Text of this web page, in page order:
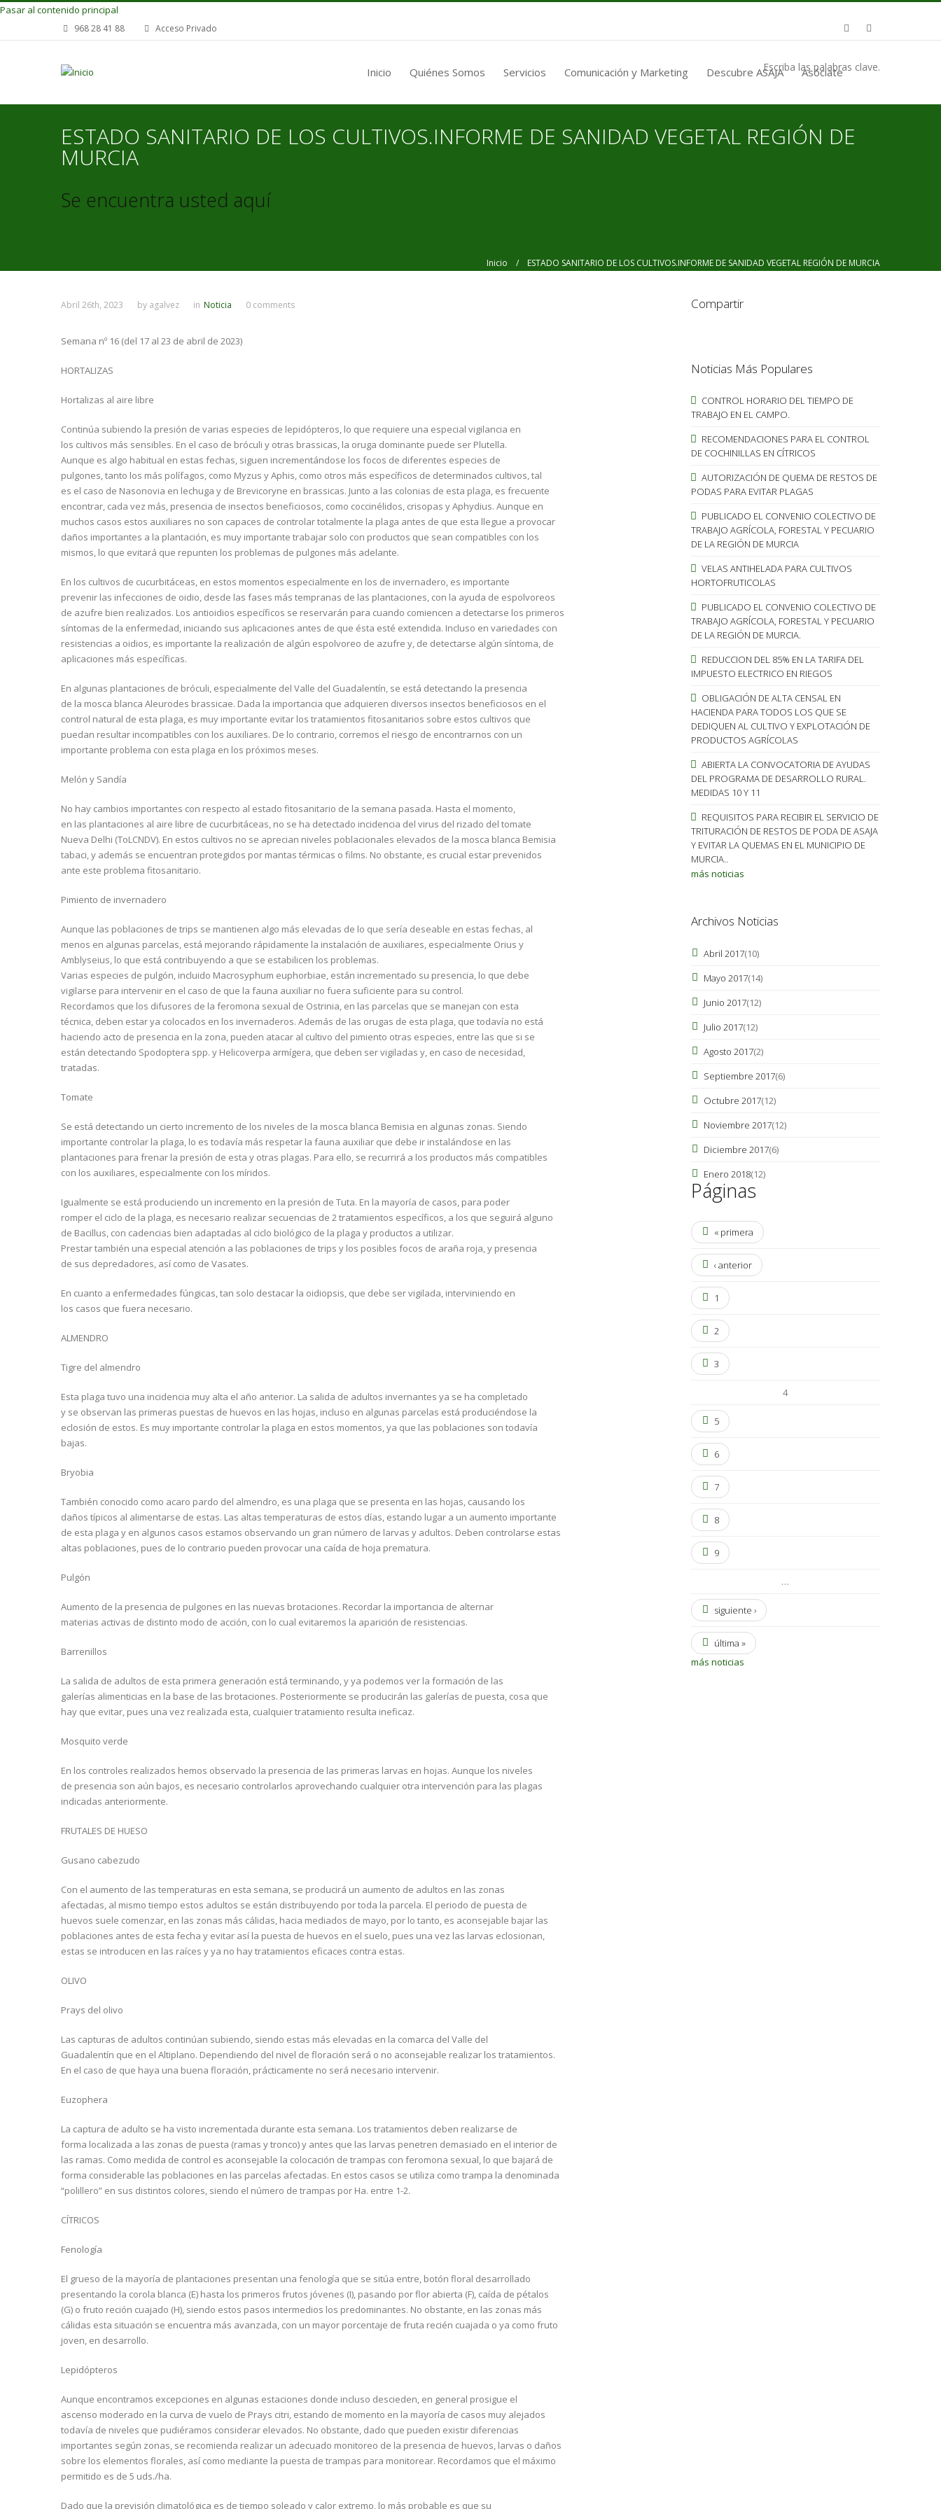
Pasar al contenido principal
968 28 41 88 Acceso Privado
Inicio Quiénes Somos Servicios Comunicación y Marketing Descubre ASAJA Asóciate
Escriba las palabras clave.
ESTADO SANITARIO DE LOS CULTIVOS.INFORME DE SANIDAD VEGETAL REGIÓN DE
MURCIA
Se encuentra usted aquí
Inicio / ESTADO SANITARIO DE LOS CULTIVOS.INFORME DE SANIDAD VEGETAL REGIÓN DE MURCIA
Abril 26th, 2023 by agalvez in Noticia 0 comments
Semana nº 16 (del 17 al 23 de abril de 2023)
HORTALIZAS
Hortalizas al aire libre
Continúa subiendo la presión de varias especies de lepidópteros, lo que requiere una especial vigilancia en
los cultivos más sensibles. En el caso de bróculi y otras brassicas, la oruga dominante puede ser Plutella.
Aunque es algo habitual en estas fechas, siguen incrementándose los focos de diferentes especies de
pulgones, tanto los más polífagos, como Myzus y Aphis, como otros más específicos de determinados cultivos, tal
es el caso de Nasonovia en lechuga y de Brevicoryne en brassicas. Junto a las colonias de esta plaga, es frecuente
encontrar, cada vez más, presencia de insectos beneficiosos, como coccinélidos, crisopas y Aphydius. Aunque en
muchos casos estos auxiliares no son capaces de controlar totalmente la plaga antes de que esta llegue a provocar
daños importantes a la plantación, es muy importante trabajar solo con productos que sean compatibles con los
mismos, lo que evitará que repunten los problemas de pulgones más adelante.
En los cultivos de cucurbitáceas, en estos momentos especialmente en los de invernadero, es importante
prevenir las infecciones de oidio, desde las fases más tempranas de las plantaciones, con la ayuda de espolvoreos
de azufre bien realizados. Los antioidios específicos se reservarán para cuando comiencen a detectarse los primeros
síntomas de la enfermedad, iniciando sus aplicaciones antes de que ésta esté extendida. Incluso en variedades con
resistencias a oidios, es importante la realización de algún espolvoreo de azufre y, de detectarse algún síntoma, de
aplicaciones más específicas.
En algunas plantaciones de bróculi, especialmente del Valle del Guadalentín, se está detectando la presencia
de la mosca blanca Aleurodes brassicae. Dada la importancia que adquieren diversos insectos beneficiosos en el
control natural de esta plaga, es muy importante evitar los tratamientos fitosanitarios sobre estos cultivos que
puedan resultar incompatibles con los auxiliares. De lo contrario, corremos el riesgo de encontrarnos con un
importante problema con esta plaga en los próximos meses.
Melón y Sandía
No hay cambios importantes con respecto al estado fitosanitario de la semana pasada. Hasta el momento,
en las plantaciones al aire libre de cucurbitáceas, no se ha detectado incidencia del virus del rizado del tomate
Nueva Delhi (ToLCNDV). En estos cultivos no se aprecian niveles poblacionales elevados de la mosca blanca Bemisia
tabaci, y además se encuentran protegidos por mantas térmicas o films. No obstante, es crucial estar prevenidos
ante este problema fitosanitario.
Pimiento de invernadero
Aunque las poblaciones de trips se mantienen algo más elevadas de lo que sería deseable en estas fechas, al
menos en algunas parcelas, está mejorando rápidamente la instalación de auxiliares, especialmente Orius y
Amblyseius, lo que está contribuyendo a que se estabilicen los problemas.
Varias especies de pulgón, incluido Macrosyphum euphorbiae, están incrementado su presencia, lo que debe
vigilarse para intervenir en el caso de que la fauna auxiliar no fuera suficiente para su control.
Recordamos que los difusores de la feromona sexual de Ostrinia, en las parcelas que se manejan con esta
técnica, deben estar ya colocados en los invernaderos. Además de las orugas de esta plaga, que todavía no está
haciendo acto de presencia en la zona, pueden atacar al cultivo del pimiento otras especies, entre las que si se
están detectando Spodoptera spp. y Helicoverpa armígera, que deben ser vigiladas y, en caso de necesidad,
tratadas.
Tomate
Se está detectando un cierto incremento de los niveles de la mosca blanca Bemisia en algunas zonas. Siendo
importante controlar la plaga, lo es todavía más respetar la fauna auxiliar que debe ir instalándose en las
plantaciones para frenar la presión de esta y otras plagas. Para ello, se recurrirá a los productos más compatibles
con los auxiliares, especialmente con los míridos.
Igualmente se está produciendo un incremento en la presión de Tuta. En la mayoría de casos, para poder
romper el ciclo de la plaga, es necesario realizar secuencias de 2 tratamientos específicos, a los que seguirá alguno
de Bacillus, con cadencias bien adaptadas al ciclo biológico de la plaga y productos a utilizar.
Prestar también una especial atención a las poblaciones de trips y los posibles focos de araña roja, y presencia
de sus depredadores, así como de Vasates.
En cuanto a enfermedades fúngicas, tan solo destacar la oidiopsis, que debe ser vigilada, interviniendo en
los casos que fuera necesario.
ALMENDRO
Tigre del almendro
Esta plaga tuvo una incidencia muy alta el año anterior. La salida de adultos invernantes ya se ha completado
y se observan las primeras puestas de huevos en las hojas, incluso en algunas parcelas está produciéndose la
eclosión de estos. Es muy importante controlar la plaga en estos momentos, ya que las poblaciones son todavía
bajas.
Bryobia
También conocido como acaro pardo del almendro, es una plaga que se presenta en las hojas, causando los
daños típicos al alimentarse de estas. Las altas temperaturas de estos días, estando lugar a un aumento importante
de esta plaga y en algunos casos estamos observando un gran número de larvas y adultos. Deben controlarse estas
altas poblaciones, pues de lo contrario pueden provocar una caída de hoja prematura.
Pulgón
Aumento de la presencia de pulgones en las nuevas brotaciones. Recordar la importancia de alternar
materias activas de distinto modo de acción, con lo cual evitaremos la aparición de resistencias.
Barrenillos
La salida de adultos de esta primera generación está terminando, y ya podemos ver la formación de las
galerías alimenticias en la base de las brotaciones. Posteriormente se producirán las galerías de puesta, cosa que
hay que evitar, pues una vez realizada esta, cualquier tratamiento resulta ineficaz.
Mosquito verde
En los controles realizados hemos observado la presencia de las primeras larvas en hojas. Aunque los niveles
de presencia son aún bajos, es necesario controlarlos aprovechando cualquier otra intervención para las plagas
indicadas anteriormente.
FRUTALES DE HUESO
Gusano cabezudo
Con el aumento de las temperaturas en esta semana, se producirá un aumento de adultos en las zonas
afectadas, al mismo tiempo estos adultos se están distribuyendo por toda la parcela. El periodo de puesta de
huevos suele comenzar, en las zonas más cálidas, hacia mediados de mayo, por lo tanto, es aconsejable bajar las
poblaciones antes de esta fecha y evitar así la puesta de huevos en el suelo, pues una vez las larvas eclosionan,
estas se introducen en las raíces y ya no hay tratamientos eficaces contra estas.
OLIVO
Prays del olivo
Las capturas de adultos continúan subiendo, siendo estas más elevadas en la comarca del Valle del
Guadalentín que en el Altiplano. Dependiendo del nivel de floración será o no aconsejable realizar los tratamientos.
En el caso de que haya una buena floración, prácticamente no será necesario intervenir.
Euzophera
La captura de adulto se ha visto incrementada durante esta semana. Los tratamientos deben realizarse de
forma localizada a las zonas de puesta (ramas y tronco) y antes que las larvas penetren demasiado en el interior de
las ramas. Como medida de control es aconsejable la colocación de trampas con feromona sexual, lo que bajará de
forma considerable las poblaciones en las parcelas afectadas. En estos casos se utiliza como trampa la denominada
“polillero” en sus distintos colores, siendo el número de trampas por Ha. entre 1-2.
CÍTRICOS
Fenología
El grueso de la mayoría de plantaciones presentan una fenología que se sitúa entre, botón floral desarrollado
presentando la corola blanca (E) hasta los primeros frutos jóvenes (I), pasando por flor abierta (F), caída de pétalos
(G) o fruto reción cuajado (H), siendo estos pasos intermedios los predominantes. No obstante, en las zonas más
cálidas esta situación se encuentra más avanzada, con un mayor porcentaje de fruta recién cuajada o ya como fruto
joven, en desarrollo.
Lepidópteros
Aunque encontramos excepciones en algunas estaciones donde incluso descieden, en general prosigue el
ascenso moderado en la curva de vuelo de Prays citri, estando de momento en la mayoría de casos muy alejados
todavía de niveles que pudiéramos considerar elevados. No obstante, dado que pueden existir diferencias
importantes según zonas, se recomienda realizar un adecuado monitoreo de la presencia de huevos, larvas o daños
sobre los elementos florales, así como mediante la puesta de trampas para monitorear. Recordamos que el máximo
permitido es de 5 uds./ha.
Dado que la previsión climatológica es de tiempo soleado y calor extremo, lo más probable es que su
Compartir
Noticias Más Populares
CONTROL HORARIO DEL TIEMPO DE
TRABAJO EN EL CAMPO.
RECOMENDACIONES PARA EL CONTROL
DE COCHINILLAS EN CÍTRICOS
AUTORIZACIÓN DE QUEMA DE RESTOS DE
PODAS PARA EVITAR PLAGAS
PUBLICADO EL CONVENIO COLECTIVO DE
TRABAJO AGRÍCOLA, FORESTAL Y PECUARIO
DE LA REGIÓN DE MURCIA
VELAS ANTIHELADA PARA CULTIVOS
HORTOFRUTICOLAS
PUBLICADO EL CONVENIO COLECTIVO DE
TRABAJO AGRÍCOLA, FORESTAL Y PECUARIO
DE LA REGIÓN DE MURCIA.
REDUCCION DEL 85% EN LA TARIFA DEL
IMPUESTO ELECTRICO EN RIEGOS
OBLIGACIÓN DE ALTA CENSAL EN
HACIENDA PARA TODOS LOS QUE SE
DEDIQUEN AL CULTIVO Y EXPLOTACIÓN DE
PRODUCTOS AGRÍCOLAS
ABIERTA LA CONVOCATORIA DE AYUDAS
DEL PROGRAMA DE DESARROLLO RURAL.
MEDIDAS 10 Y 11
REQUISITOS PARA RECIBIR EL SERVICIO DE
TRITURACIÓN DE RESTOS DE PODA DE ASAJA
Y EVITAR LA QUEMAS EN EL MUNICIPIO DE
MURCIA..
más noticias
Archivos Noticias
Abril 2017(10)
Mayo 2017(14)
Junio 2017(12)
Julio 2017(12)
Agosto 2017(2)
Septiembre 2017(6)
Octubre 2017(12)
Noviembre 2017(12)
Diciembre 2017(6)
Enero 2018(12)
Páginas
« primera
‹ anterior
1
2
3
4
5
6
7
8
9
…
siguiente ›
última »
más noticias